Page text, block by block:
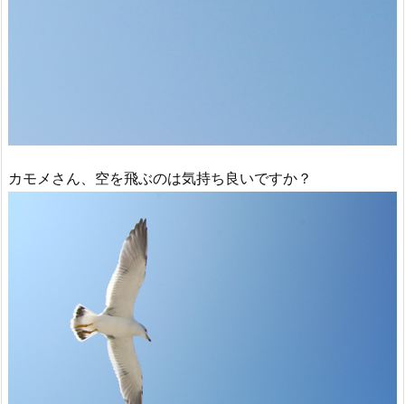
カモメさん、空を飛ぶのは気持ち良いですか？